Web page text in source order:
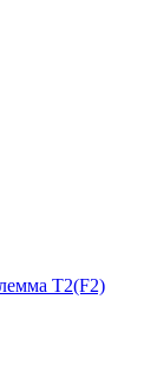
T2(F2)